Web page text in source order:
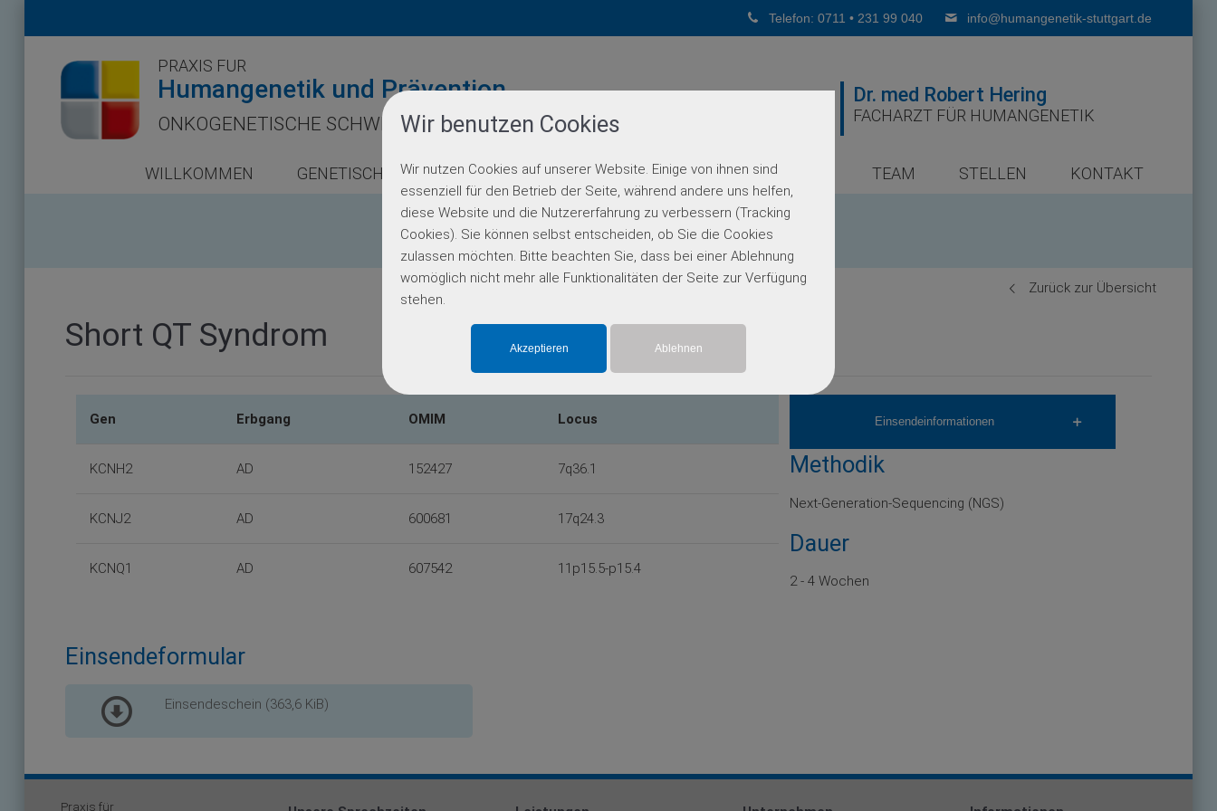
Wir benutzen Cookies
Wir nutzen Cookies auf unserer Website. Einige von ihnen sind
essenziell für den Betrieb der Seite, während andere uns helfen,
diese Website und die Nutzererfahrung zu verbessern (Tracking
Cookies). Sie können selbst entscheiden, ob Sie die Cookies
zulassen möchten. Bitte beachten Sie, dass bei einer Ablehnung
womöglich nicht mehr alle Funktionalitäten der Seite zur Verfügung
stehen.
Telefon: 0711 • 231 99 040 info@humangenetik-stuttgart.de
PRAXIS FÜR
Humangenetik und Prävention
ONKOGENETISCHE SCHWERPUNKTPRAXIS
Dr. med Robert Hering
FACHARZT FÜR HUMANGENETIK
WILLKOMMEN GENETISCHE BERATUNG GENETISCHE DIAGNOSTIK PARTNER TEAM STELLEN KONTAKT
Multigen-Diagnostik
Zurück zur Übersicht
Short QT Syndrom
Gen Erbgang OMIM Locus
KCNQ1 AD 607542 11p15.5-p15.4
KCNH2 AD 152427 7q36.1
KCNJ2 AD 600681 17q24.3
Einsendeinformationen
Methodik
Next-Generation-Sequencing (NGS)
Dauer
2 - 4 Wochen
Einsendeformular
Einsendeschein (363,6 KiB)
Praxis für